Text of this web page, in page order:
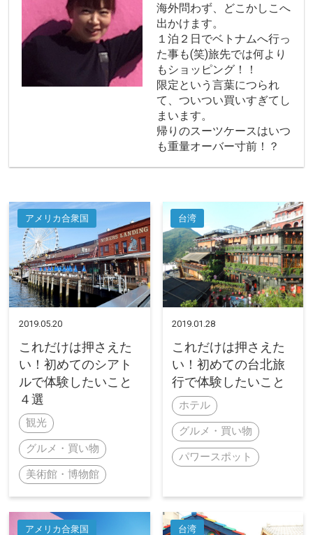
海外問わず、どこかしこへ
出かけます。
１泊２日でベトナムへ行っ
た事も(笑)旅先では何より
もショッピング！！
限定という言葉につられ
て、ついつい買いすぎてし
まいます。
帰りのスーツケースはいつ
も重量オーバー寸前！？
アメリカ合衆国
2019.05.20
これだけは押さえた
い！初めてのシアト
ルで体験したいこと
４選
観光
グルメ・買い物
美術館・博物館
台湾
2019.01.28
これだけは押さえた
い！初めての台北旅
行で体験したいこと
ホテル
グルメ・買い物
パワースポット
アメリカ合衆国 台湾